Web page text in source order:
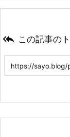
 この記事の